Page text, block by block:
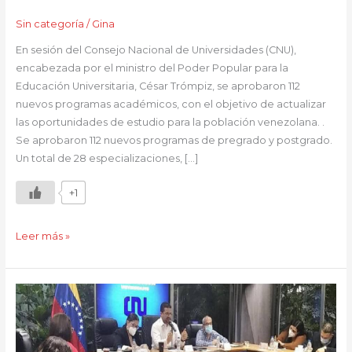
Sin categoría / Gina
En sesión del Consejo Nacional de Universidades (CNU),
encabezada por el ministro del Poder Popular para la
Educación Universitaria, César Trómpiz, se aprobaron 112
nuevos programas académicos, con el objetivo de actualizar
las oportunidades de estudio para la población venezolana. .
Se aprobaron 112 nuevos programas de pregrado y postgrado.
Un total de 28 especializaciones, […]
+1
Leer más »
Consejo
Nacional
de
Universidades